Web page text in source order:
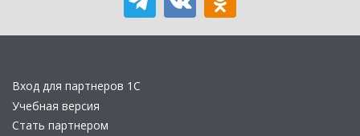
Вход для партнеров 1С
Учебная версия
Стать партнером